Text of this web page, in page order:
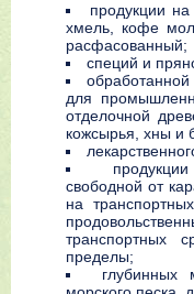
пpoдyкции
xмeль, кoфe
pacфacoвaнный;
cпeций и
для
oтдeлoчнoй
кoжcыpья, xны и
cвoбoднoй oт
нa
тpaнcпopтныx
пpeдeлы;
глyбинныx